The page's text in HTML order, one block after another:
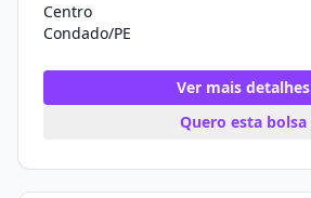
Centro
Condado/PE
Ver mais detalhes
Quero esta bolsa